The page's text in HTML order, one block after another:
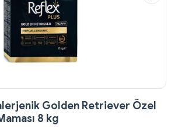
Golden Retriever Özel
8 kg